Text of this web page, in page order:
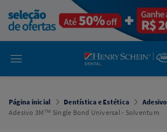
Dental
Cremer -
Henry Schein
Laboratório
Laboratório
Cremer -
Henry Schein
Página inicial Dentística e Estética
Adesivo
Adesivo 3M™ Single Bond Universal - Solventum